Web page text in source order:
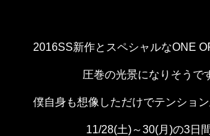
2016SS新作とスペシャルなONE
圧巻の光景になりそうで
僕自身も想像しただけでテンション
11/28(土)～30(月)の3日間